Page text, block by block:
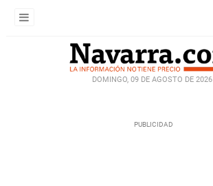
DOMINGO, 09 DE AGOSTO DE 2026